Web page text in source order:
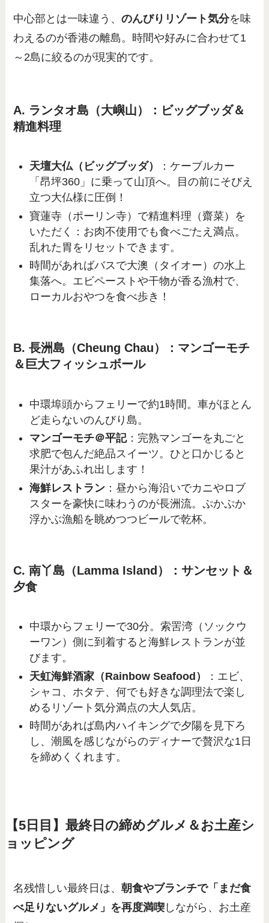
中心部とは一味違う、のんびりリゾート気分を味
わえるのが香港の離島。時間や好みに合わせて1
～2島に絞るのが現実的です。
A. ランタオ島（大嶼山）：ビッグブッダ＆
精進料理
天壇大仏（ビッグブッダ）
：ケーブルカー
「昂坪360」に乗って山頂へ。目の前にそびえ
立つ大仏様に圧倒！
寶蓮寺（ポーリン寺）で精進料理（齋菜）を
いただく：お肉不使用でも食べごたえ満点。
乱れた胃をリセットできます。
時間があればバスで大澳（タイオー）の水上
集落へ。エビペーストや干物が香る漁村で、
ローカルおやつを食べ歩き！
B. 長洲島（Cheung Chau）：マンゴーモチ
＆巨大フィッシュボール
中環埠頭からフェリーで約1時間。車がほとん
ど走らないのんびり島。
マンゴーモチ＠平記：完熟マンゴーを丸ごと
求肥で包んだ絶品スイーツ。ひと口かじると
果汁があふれ出します！
海鮮レストラン ：昼から海沿いでカニやロブ
スターを豪快に味わうのが長洲流。ぷかぷか
浮かぶ漁船を眺めつつビールで乾杯。
C. 南丫島（Lamma Island）：サンセット＆
夕食
中環からフェリーで30分。索罟湾（ソックウ
ーワン）側に到着すると海鮮レストランが並
びます。
天虹海鮮酒家（Rainbow Seafood）
：エビ、
シャコ、ホタテ、何でも好きな調理法で楽し
めるリゾート気分満点の大人気店。
時間があれば島内ハイキングで夕陽を見下ろ
し、潮風を感じながらのディナーで贅沢な1日
を締めくくれます。
【5日目】最終日の締めグルメ＆お土産シ
ョッピング
名残惜しい最終日は、朝食やブランチで「まだ食
べ足りないグルメ」を再度満喫 しながら、お土産